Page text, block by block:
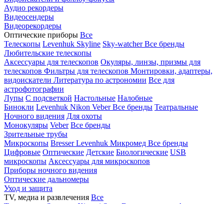
Аудио рекордеры
Видеосендеры
Видеорекордеры
Оптические приборы Все
Телескопы Levenhuk Skyline Sky-watcherВсе бренды
Любительские телескопы
Аксессуары для телескопов Окуляры, линзы, призмы для
телескопов Фильтры для телескопов Монтировки, адаптеры,
видоискатели Литература по астрономии Все для
астрофотографии
Лупы С подсветкой Настольные Налобные
Бинокли Levenhuk Nikon VeberВсе бренды Театральные
Ночного видения Для охоты
Монокуляры Veber Все бренды
Зрительные трубы
Микроскопы BresserLevenhuk Микромед Все бренды
Цифровые Оптические Детские Биологические USB
микроскопы Аксессуары для микроскопов
Приборы ночного видения
Оптические дальномеры
Уход и защита
TV, медиа и развлечения Все